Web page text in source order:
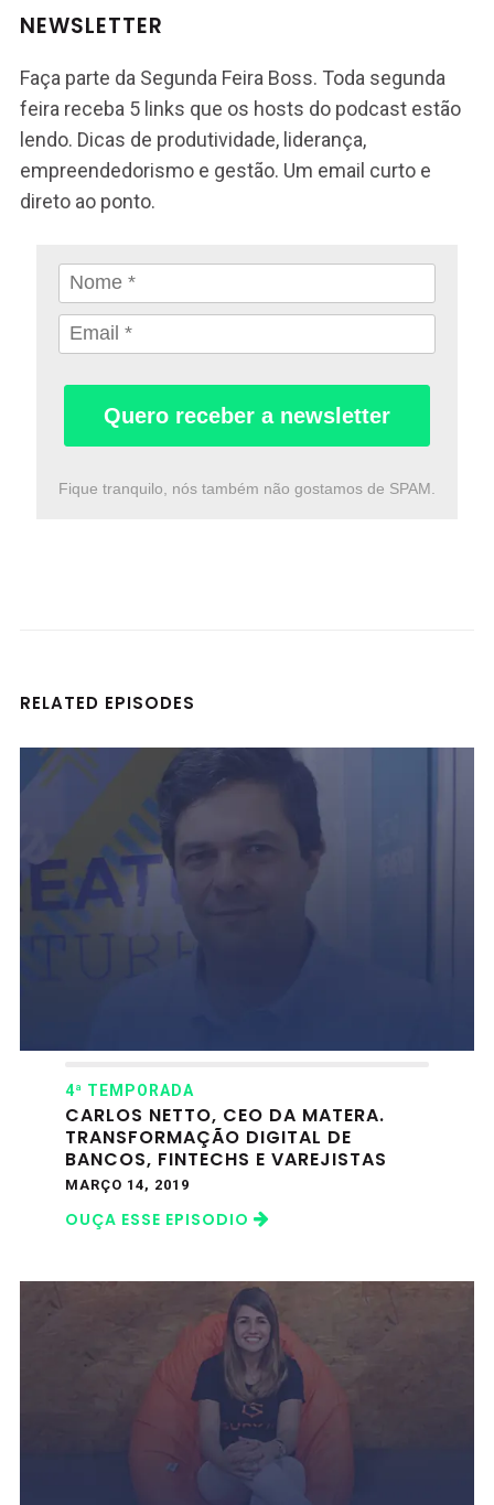
NEWSLETTER
Faça parte da Segunda Feira Boss. Toda segunda
feira receba 5 links que os hosts do podcast estão
lendo. Dicas de produtividade, liderança,
empreendedorismo e gestão. Um email curto e
direto ao ponto.
Quero receber a newsletter
Fique tranquilo, nós também não gostamos de SPAM.
RELATED EPISODES
4ª TEMPORADA
CARLOS NETTO, CEO DA MATERA.
TRANSFORMAÇÃO DIGITAL DE
BANCOS, FINTECHS E VAREJISTAS
MARÇO 14, 2019
OUÇA ESSE EPISODIO